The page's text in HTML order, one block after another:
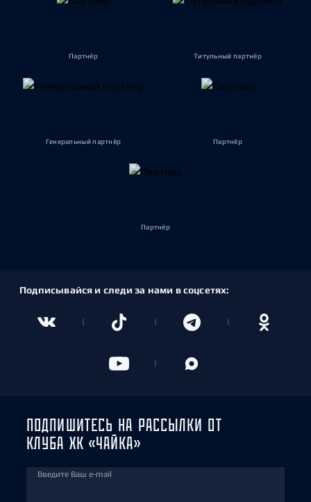
Партнёр Титульный партнёр
Генеральный партнёр Партнёр
Партнёр
Подписывайся и следи за нами в соцсетях:
ПОДПИШИТЕСЬ НА РАССЫЛКИ ОТ
КЛУБА ХК «ЧАЙКА»
Введите Ваш e-mail